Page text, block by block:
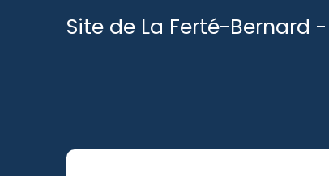
Site de La Ferté-Bernard